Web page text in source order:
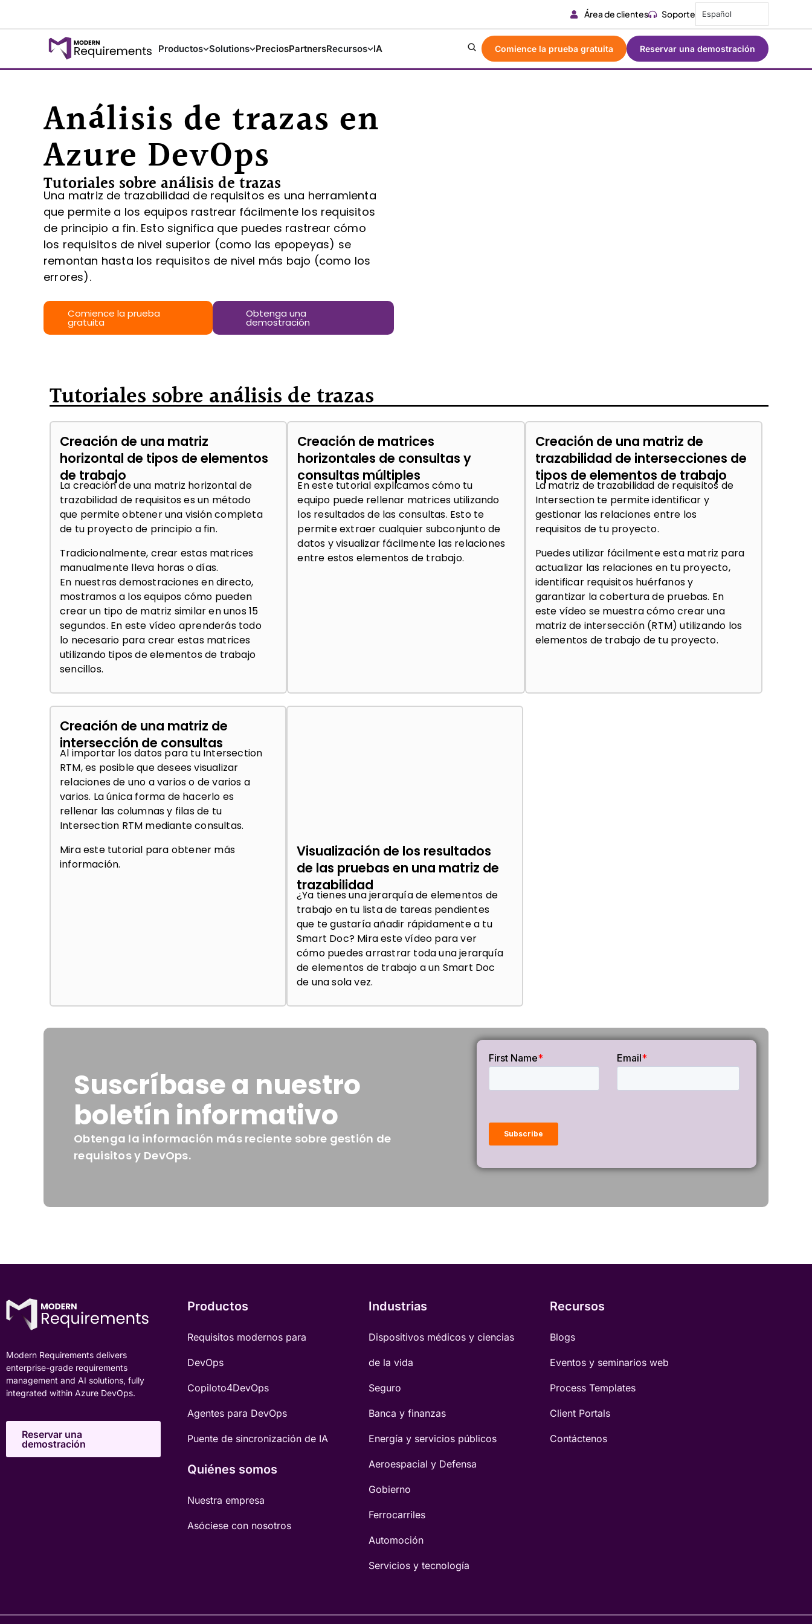
Área de clientes Soporte Español
Productos Solutions PreciosPartnersRecursos IA Comience la prueba gratuita Reservar una demostración
Análisis de trazas en
Azure DevOps
Tutoriales sobre análisis de trazas
Una matriz de trazabilidad de requisitos es una herramienta
que permite a los equipos rastrear fácilmente los requisitos
de principio a fin. Esto significa que puedes rastrear cómo
los requisitos de nivel superior (como las epopeyas) se
remontan hasta los requisitos de nivel más bajo (como los
errores).
Comience la prueba
gratuita
Obtenga una
demostración
Tutoriales sobre análisis de trazas
Creación de una matriz
horizontal de tipos de elementos
de trabajo
La creación de una matriz horizontal de
trazabilidad de requisitos es un método
que permite obtener una visión completa
de tu proyecto de principio a fin.
Tradicionalmente, crear estas matrices
manualmente lleva horas o días.
En nuestras demostraciones en directo,
mostramos a los equipos cómo pueden
crear un tipo de matriz similar en unos 15
segundos. En este vídeo aprenderás todo
lo necesario para crear estas matrices
utilizando tipos de elementos de trabajo
sencillos.
Creación de matrices
horizontales de consultas y
consultas múltiples
En este tutorial explicamos cómo tu
equipo puede rellenar matrices utilizando
los resultados de las consultas. Esto te
permite extraer cualquier subconjunto de
datos y visualizar fácilmente las relaciones
entre estos elementos de trabajo.
Creación de una matriz de
trazabilidad de intersecciones de
tipos de elementos de trabajo
La matriz de trazabilidad de requisitos de
Intersection te permite identificar y
gestionar las relaciones entre los
requisitos de tu proyecto.
Puedes utilizar fácilmente esta matriz para
actualizar las relaciones en tu proyecto,
identificar requisitos huérfanos y
garantizar la cobertura de pruebas. En
este vídeo se muestra cómo crear una
matriz de intersección (RTM) utilizando los
elementos de trabajo de tu proyecto.
Creación de una matriz de
intersección de consultas
Al importar los datos para tu Intersection
RTM, es posible que desees visualizar
relaciones de uno a varios o de varios a
varios. La única forma de hacerlo es
rellenar las columnas y filas de tu
Intersection RTM mediante consultas.
Mira este tutorial para obtener más
información.
Visualización de los resultados
de las pruebas en una matriz de
trazabilidad
¿Ya tienes una jerarquía de elementos de
trabajo en tu lista de tareas pendientes
que te gustaría añadir rápidamente a tu
Smart Doc? Mira este vídeo para ver
cómo puedes arrastrar toda una jerarquía
de elementos de trabajo a un Smart Doc
de una sola vez.
Suscríbase a nuestro
boletín informativo
Obtenga la información más reciente sobre gestión de
requisitos y DevOps.
Modern Requirements delivers
enterprise-grade requirements
management and AI solutions, fully
integrated within Azure DevOps.
Reservar una
demostración
Productos
Requisitos modernos para
DevOps
Copiloto4DevOps
Agentes para DevOps
Puente de sincronización de IA
Quiénes somos
Nuestra empresa
Asóciese con nosotros
Industrias
Dispositivos médicos y ciencias
de la vida
Seguro
Banca y finanzas
Energía y servicios públicos
Aeroespacial y Defensa
Gobierno
Ferrocarriles
Automoción
Servicios y tecnología
Recursos
Blogs
Eventos y seminarios web
Process Templates
Client Portals
Contáctenos